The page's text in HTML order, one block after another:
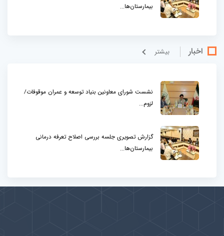
بیمارستان‌ها...
اخبار بيشتر
نشست شورای معاونین بنیاد توسعه و عمران موقوفات/
لزوم...
گزارش تصویری جلسه بررسی اصلاح تعرفه درمانی
بیمارستان‌ها...